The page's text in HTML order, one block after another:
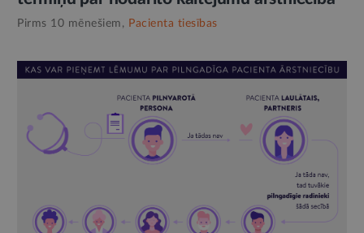
Pirms 10 mēnešiem, Pacienta tiesības